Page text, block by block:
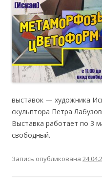
выставок — художника
скульптора Петра
Выставка работает по 3
свободный.
Запись опубликована